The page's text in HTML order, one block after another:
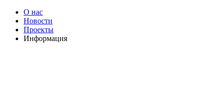
О нас
Новости
Проекты
Информация